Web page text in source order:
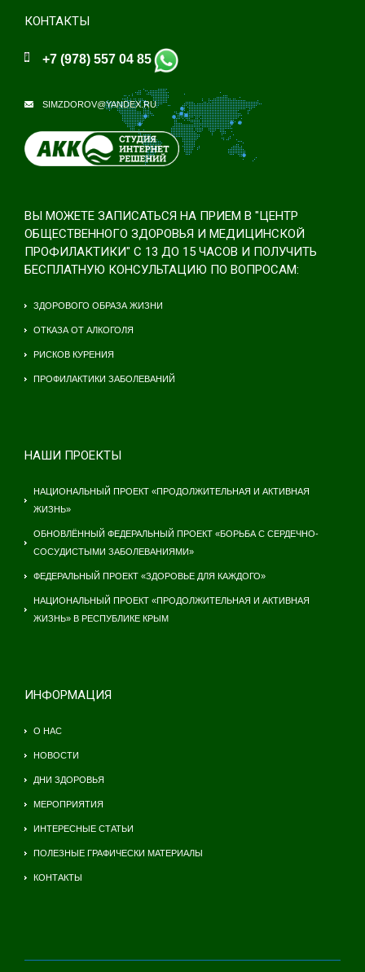
КОНТАКТЫ
+7 (978) 557 04 85
SIMZDOROV@YANDEX.RU
ВЫ МОЖЕТЕ ЗАПИСАТЬСЯ НА ПРИЕМ В "ЦЕНТР
ОБЩЕСТВЕННОГО ЗДОРОВЬЯ И МЕДИЦИНСКОЙ
ПРОФИЛАКТИКИ" С 13 ДО 15 ЧАСОВ И ПОЛУЧИТЬ
БЕСПЛАТНУЮ КОНСУЛЬТАЦИЮ ПО ВОПРОСАМ:
ЗДОРОВОГО ОБРАЗА ЖИЗНИ
ОТКАЗА ОТ АЛКОГОЛЯ
РИСКОВ КУРЕНИЯ
ПРОФИЛАКТИКИ ЗАБОЛЕВАНИЙ
НАШИ ПРОЕКТЫ
НАЦИОНАЛЬНЫЙ ПРОЕКТ «ПРОДОЛЖИТЕЛЬНАЯ И АКТИВНАЯ
ЖИЗНЬ»
ОБНОВЛЁННЫЙ ФЕДЕРАЛЬНЫЙ ПРОЕКТ «БОРЬБА С СЕРДЕЧНО-
СОСУДИСТЫМИ ЗАБОЛЕВАНИЯМИ»
ФЕДЕРАЛЬНЫЙ ПРОЕКТ «ЗДОРОВЬЕ ДЛЯ КАЖДОГО»
НАЦИОНАЛЬНЫЙ ПРОЕКТ «ПРОДОЛЖИТЕЛЬНАЯ И АКТИВНАЯ
ЖИЗНЬ» В РЕСПУБЛИКЕ КРЫМ
ИНФОРМАЦИЯ
О НАС
НОВОСТИ
ДНИ ЗДОРОВЬЯ
МЕРОПРИЯТИЯ
ИНТЕРЕСНЫЕ СТАТЬИ
ПОЛЕЗНЫЕ ГРАФИЧЕСКИ МАТЕРИАЛЫ
КОНТАКТЫ